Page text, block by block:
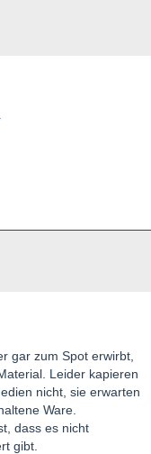
gar zum Spot erwirbt,
Leider kapieren
nicht, sie erwarten
Ware.
dass es nicht
gibt.